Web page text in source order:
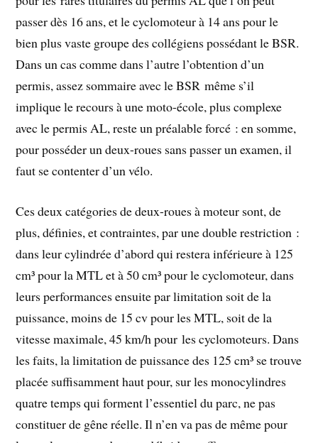
passer dès 16 ans, et le cyclomoteur à 14 ans pour le
bien plus vaste groupe des collégiens possédant le BSR.
Dans un cas comme dans l’autre l’obtention d’un
permis, assez sommaire avec le BSR même s’il
implique le recours à une moto-école, plus complexe
avec le permis AL, reste un préalable forcé : en somme,
pour posséder un deux-roues sans passer un examen, il
faut se contenter d’un vélo.
Ces deux catégories de deux-roues à moteur sont, de
plus, définies, et contraintes, par une double restriction :
dans leur cylindrée d’abord qui restera inférieure à 125
cm³ pour la MTL et à 50 cm³ pour le cyclomoteur, dans
leurs performances ensuite par limitation soit de la
puissance, moins de 15 cv pour les MTL, soit de la
vitesse maximale, 45 km/h pour les cyclomoteurs. Dans
les faits, la limitation de puissance des 125 cm³ se trouve
placée suffisamment haut pour, sur les monocylindres
quatre temps qui forment l’essentiel du parc, ne pas
constituer de gêne réelle. Il n’en va pas de même pour